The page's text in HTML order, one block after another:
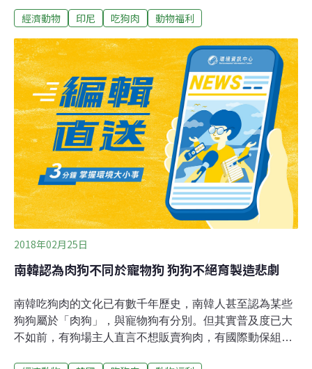
易依然非常盛行，度假勝地峇里島仍普遍食用狗肉沙嗲。
Network）資料顯示，印尼一些信奉基督教的部落居民將
狗肉當成傳統食物，常在家庭慶典或節日上食用，尤其是
在復活節期間。印尼美都新聞電視台（Metro TV）追踪發
現，雖然印尼僅有7%的人食用狗肉，但每年都要宰殺約
100萬隻狗，而且狗肉交易在首都雅加達也非常盛行，如
在雅加達東區就有一家專門售賣狗肉的餐廳。另外，在峇
里島的路邊也可隨處看見售賣狗肉沙嗲的攤販。事實上，
狗肉交易在印尼並不違法，但根據調查顯示，80%被虐待
及銷售的動物均涉及跨省運送，違反了印尼禁止跨省進行
狗肉或其他動物
經濟動物 印尼 吃狗肉 動物福利
2018年02月25日
南韓認為肉狗不同於寵物狗 狗狗不絕育製造悲劇
南韓吃狗肉的文化已有數千年歷史，南韓人甚至認為某些
狗狗屬於「肉狗」，與寵物狗有分別。但其實普及度已大
不如前，有狗場主人直言不想販賣狗肉，有國際動保組織